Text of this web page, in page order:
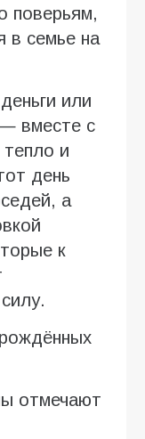
поверьям,
в семье на
или
вместе с
и
день
а
к
отмечают